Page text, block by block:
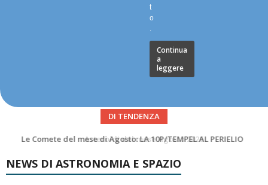
t
o
.
Continua
a
leggere
DI TENDENZA
Asteroidi del mese Agosto 2026
NEWS DI ASTRONOMIA E SPAZIO